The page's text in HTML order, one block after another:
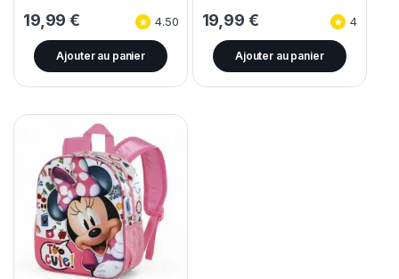
19,99€ 4.50
Ajouter au panier
19,99 € 4
Ajouter au panier